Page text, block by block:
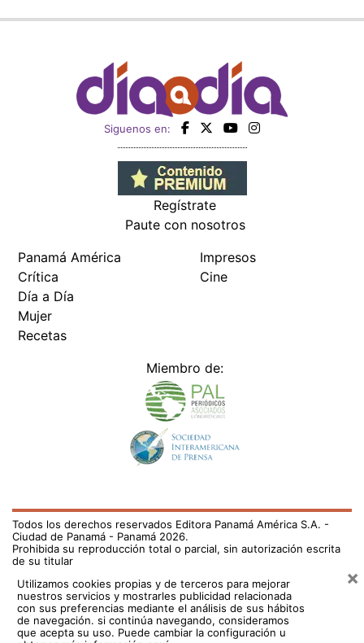
Siguenos en:
Regístrate
Paute con nosotros
Panamá América
Crítica
Día a Día
Mujer
Recetas
Impresos
Cine
Miembro de:
Todos los derechos reservados Editora Panamá América S.A. -
Ciudad de Panamá - Panamá 2026.
Prohibida su reproducción total o parcial, sin autorización escrita
de su titular
Utilizamos cookies propias y de terceros para mejorar
nuestros servicios y mostrarles publicidad relacionada
con sus preferencias mediante el análisis de sus hábitos
de navegación. si continúa navegando, consideramos
que acepta su uso. Puede cambiar la configuración u
×